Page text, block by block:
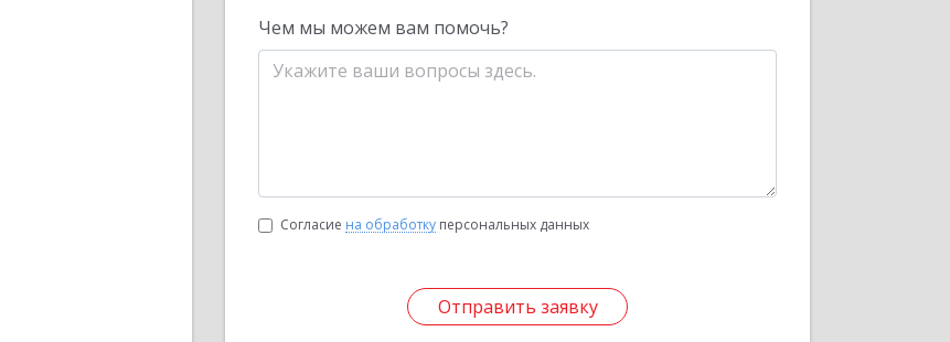
Чем мы можем вам помочь?
Согласие на обработку персональных данных
Отправить заявку